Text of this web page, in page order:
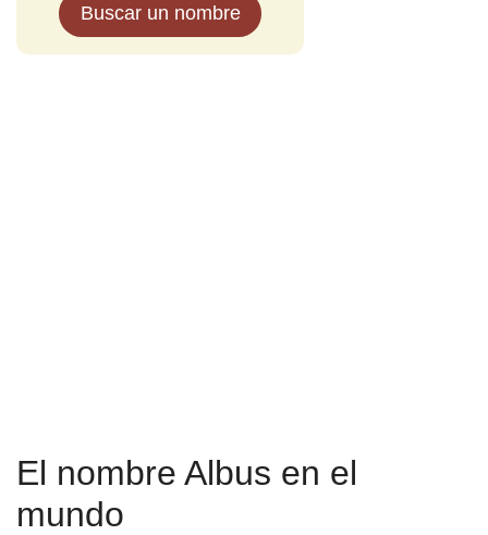
Buscar un nombre
El nombre Albus en el
mundo